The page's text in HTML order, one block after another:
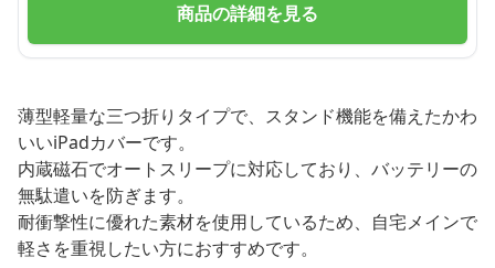
商品の詳細を見る
薄型軽量な三つ折りタイプで、スタンド機能を備えたかわ
いいiPadカバーです。
内蔵磁石でオートスリープに対応しており、バッテリーの
無駄遣いを防ぎます。
耐衝撃性に優れた素材を使用しているため、自宅メインで
軽さを重視したい方におすすめです。